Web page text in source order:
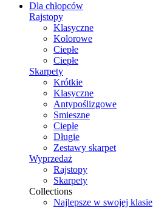
Dla chłopców
Rajstopy
Klasyczne
Kolorowe
Ciepłe
Ciepłe
Skarpety
Krótkie
Klasyczne
Antypoślizgowe
Smieszne
Ciepłe
Długie
Zestawy skarpet
Wyprzedaż
Rajstopy
Skarpety
Collections
Najlepsze w swojej klasie